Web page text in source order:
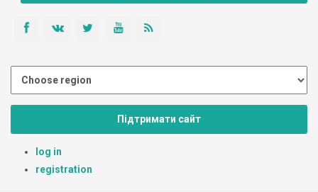
Підтримати сайт
log in
registration